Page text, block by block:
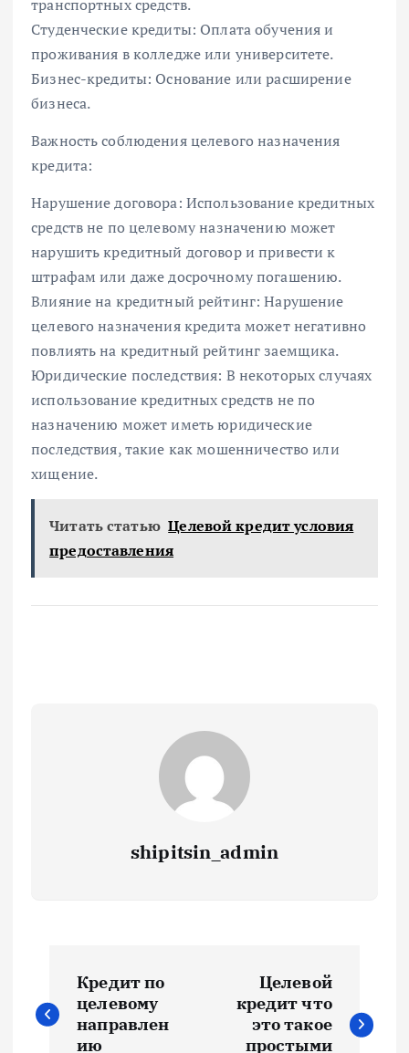
транспортных средств.
Студенческие кредиты: Оплата обучения и
проживания в колледже или университете.
Бизнес-кредиты: Основание или расширение
бизнеса.
Важность соблюдения целевого назначения
кредита:
Нарушение договора: Использование кредитных
средств не по целевому назначению может
нарушить кредитный договор и привести к
штрафам или даже досрочному погашению.
Влияние на кредитный рейтинг: Нарушение
целевого назначения кредита может негативно
повлиять на кредитный рейтинг заемщика.
Юридические последствия: В некоторых случаях
использование кредитных средств не по
назначению может иметь юридические
последствия, такие как мошенничество или
хищение.
Читать статью Целевой кредит условия
предоставления
shipitsin_admin
а
Кредит по
целевому
направлен
ию
Целевой
кредит что
это такое
простыми